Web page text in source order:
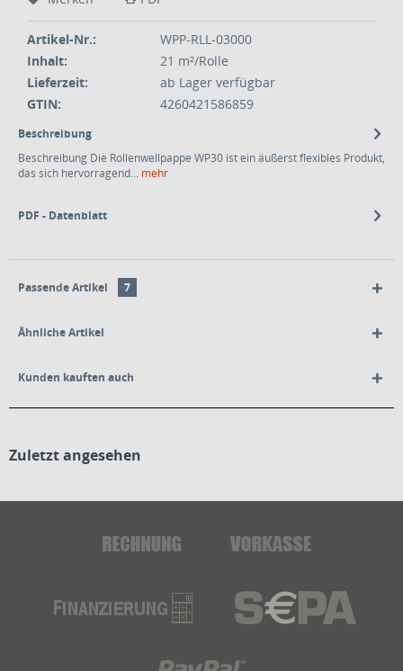
Artikel-Nr.:
WPP-RLL-03000
Inhalt:
21 m²/Rolle
Lieferzeit:
ab Lager verfügbar
GTIN:
4260421586859
Beschreibung
Beschreibung Die Rollenwellpappe WP30 ist ein äußerst flexibles Produkt,
das sich hervorragend... mehr
PDF - Datenblatt
Passende Artikel 7
Ähnliche Artikel
Kunden kauften auch
Zuletzt angesehen